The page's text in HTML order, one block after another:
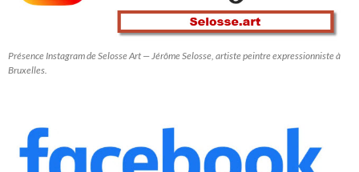
Présence Instagram de Selosse Art — Jérôme Selosse, artiste peintre expressionniste à
Bruxelles.